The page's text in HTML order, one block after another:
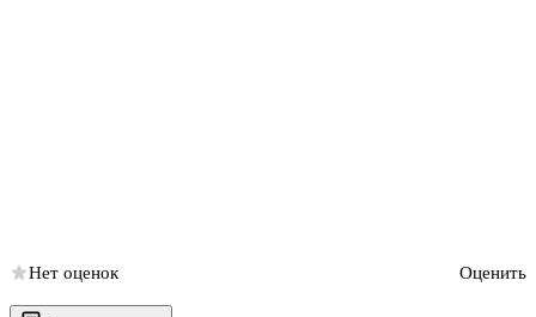
Нет оценок Оценить